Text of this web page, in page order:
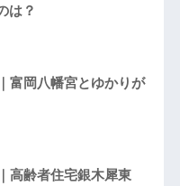
は？
富岡八幡宮とゆかりが
高齢者住宅銀木犀東